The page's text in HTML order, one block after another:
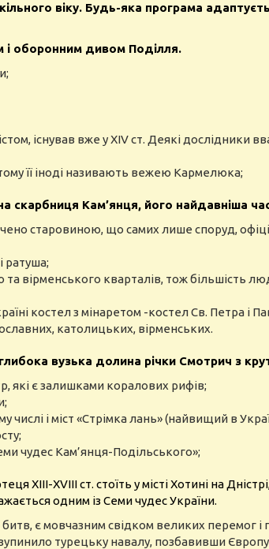
віку. Будь-яка програма
і оборонним дивом Поділля.
існував вже у XIV ст. Деякі дослідники
її іноді називають вежею Кармелюка;
скарбниця Кам’янця, його найдавніша
старовиною, що самих лише споруд,
ратуша;
вірменського кварталів, тож більшість
костел з мінаретом -костел Св. Петра і
католицьких, вірменських.
вузька долина річки Смотрич з
які є залишками коралових рифів;
і міст «Стрімка лань» (найвищий в
чудес Кам’янця-Подільського»;
ХІІІ-XVІІІ ст. стоїть у місті Хотині на
одним із Семи чудес України.
битв, є мовчазним свідком великих перемог і
турецьку навалу, позбавивши